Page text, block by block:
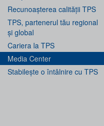
Recunoașterea calității TPS
TPS, partenerul tău regional
și global
Cariera la TPS
Media Center
Stabilește o întâlnire cu TPS